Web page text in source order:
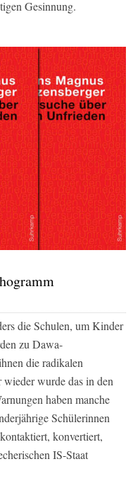
Gesinnung.
die Schulen, um Kinder
zu Dawa-
die radikalen
wurde das in den
haben manche
Schülerinnen
konvertiert,
IS-Staat